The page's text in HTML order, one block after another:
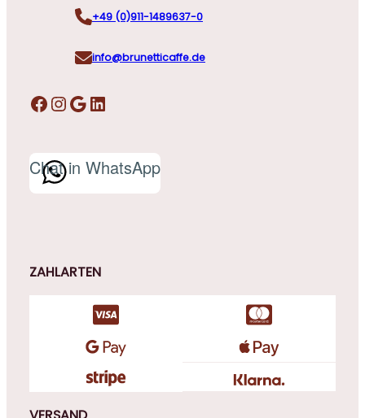
+49 (0)911-1489637-0
info@brunetticaffe.de
Facebook InstagramGoogle LinkedIn
Chat in WhatsApp
ZAHLARTEN